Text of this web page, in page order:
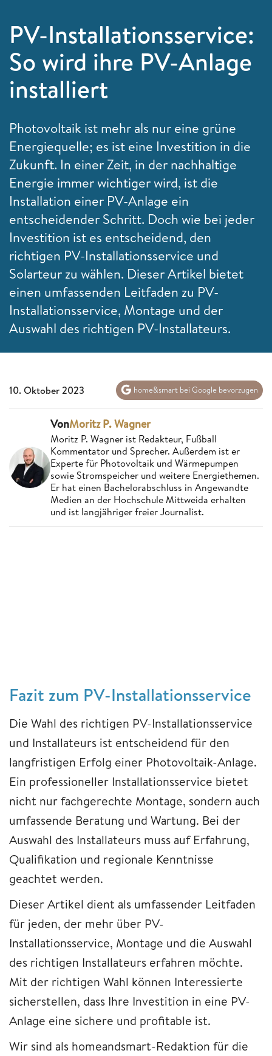
PV-Installationsservice:
So wird ihre PV-Anlage
installiert
Photovoltaik ist mehr als nur eine grüne
Energiequelle; es ist eine Investition in die
Zukunft. In einer Zeit, in der nachhaltige
Energie immer wichtiger wird, ist die
Installation einer PV-Anlage ein
entscheidender Schritt. Doch wie bei jeder
Investition ist es entscheidend, den
richtigen PV-Installationsservice und
Solarteur zu wählen. Dieser Artikel bietet
einen umfassenden Leitfaden zu PV-
Installationsservice, Montage und der
Auswahl des richtigen PV-Installateurs.
10. Oktober 2023 home&smart bei Google bevorzugen
VonMoritz P. Wagner
Moritz P. Wagner ist Redakteur, Fußball
Kommentator und Sprecher. Außerdem ist er
Experte für Photovoltaik und Wärmepumpen
sowie Stromspeicher und weitere Energiethemen.
Er hat einen Bachelorabschluss in Angewandte
Medien an der Hochschule Mittweida erhalten
und ist langjähriger freier Journalist.
Fazit zum PV-Installationsservice
Die Wahl des richtigen PV-Installationsservice
und Installateurs ist entscheidend für den
langfristigen Erfolg einer Photovoltaik-Anlage.
Ein professioneller Installationsservice bietet
nicht nur fachgerechte Montage, sondern auch
umfassende Beratung und Wartung. Bei der
Auswahl des Installateurs muss auf Erfahrung,
Qualifikation und regionale Kenntnisse
geachtet werden.
Dieser Artikel dient als umfassender Leitfaden
für jeden, der mehr über PV-
Installationsservice, Montage und die Auswahl
des richtigen Installateurs erfahren möchte.
Mit der richtigen Wahl können Interessierte
sicherstellen, dass Ihre Investition in eine PV-
Anlage eine sichere und profitable ist.
Wir sind als homeandsmart-Redaktion für die